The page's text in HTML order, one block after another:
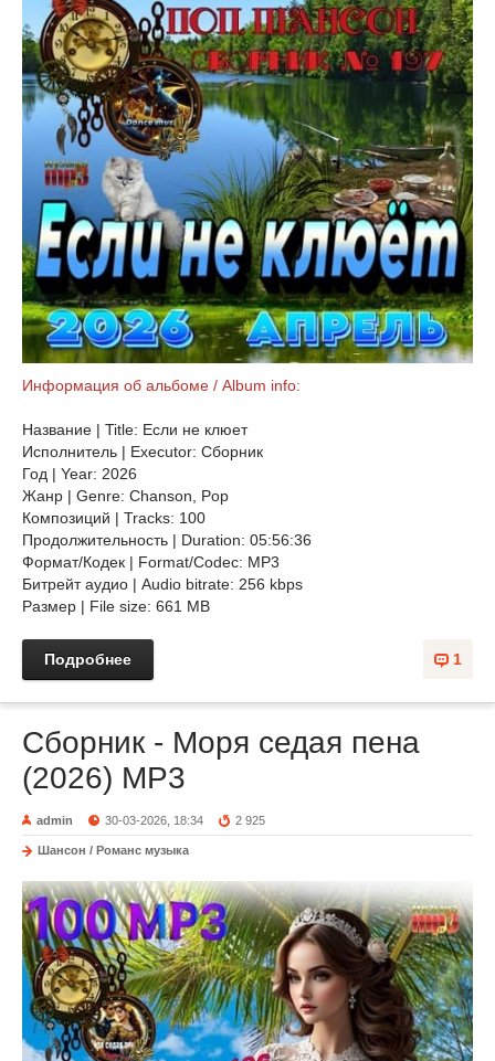
Информация об альбоме / Album info:
Название | Title: Если не клюет
Исполнитель | Executor: Сборник
Год | Year: 2026
Жанр | Genre: Chanson, Pop
Композиций | Tracks: 100
Продолжительность | Duration: 05:56:36
Формат/Кодек | Format/Codec: MP3
Битрейт аудио | Audio bitrate: 256 kbps
Размер | File size: 661 MB
1
Подробнее
Сборник - Моря седая пена
(2026) МР3
admin 30-03-2026, 18:34 2 925
Шансон / Романс музыка